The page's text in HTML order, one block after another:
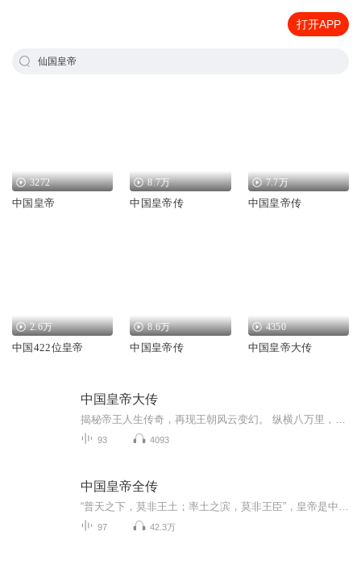
打开APP
仙国皇帝
3272
中国皇帝
8.7万
中国皇帝传
7.7万
中国皇帝传
2.6万
中国422位皇帝
8.6万
中国皇帝传
4350
中国皇帝大传
中国皇帝大传
93 4093
中国皇帝全传
97 42.3万